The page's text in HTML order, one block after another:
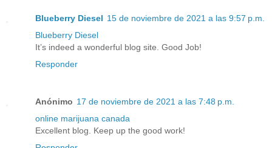
Blueberry Diesel 15 de noviembre de 2021 a las 9:57 p.m.
Blueberry Diesel
It’s indeed a wonderful blog site. Good Job!
Responder
Anónimo 17 de noviembre de 2021 a las 7:48 p.m.
online marijuana canada
Excellent blog. Keep up the good work!